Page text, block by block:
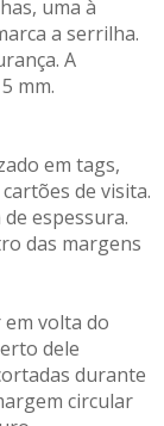
uma à
a serrilha.
A
mm.
em tags,
de visita.
espessura.
das margens
em volta do
dele
durante
circular